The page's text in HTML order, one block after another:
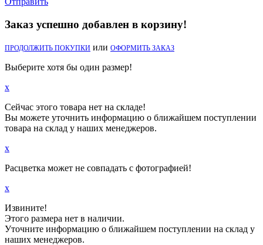
Заказ успешно добавлен в корзину!
ПРОДОЛЖИТЬ ПОКУПКИ или ОФОРМИТЬ ЗАКАЗ
Выберите хотя бы один размер!
x
Сейчас этого товара нет на складе!
Вы можете уточнить информацию о ближайшем поступлении
товара на склад у наших менеджеров.
x
Расцветка может не совпадать с фотографией!
x
Извините!
Этого размера нет в наличии.
Уточните информацию о ближайшем поступлении на склад у
наших менеджеров.